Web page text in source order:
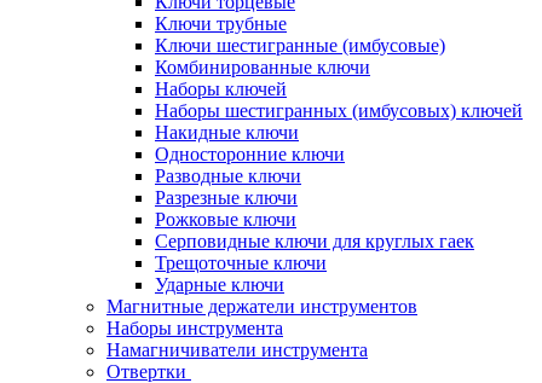
Ключи трубные
Ключи шестигранные (имбусовые)
Комбинированные ключи
Наборы ключей
Наборы шестигранных (имбусовых) ключей
Накидные ключи
Односторонние ключи
Разводные ключи
Разрезные ключи
Рожковые ключи
Серповидные ключи для круглых гаек
Трещоточные ключи
Ударные ключи
Магнитные держатели инструментов
Наборы инструмента
Намагничиватели инструмента
Отвертки